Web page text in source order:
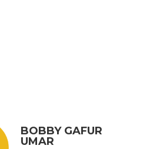
BOBBY GAFUR
UMAR